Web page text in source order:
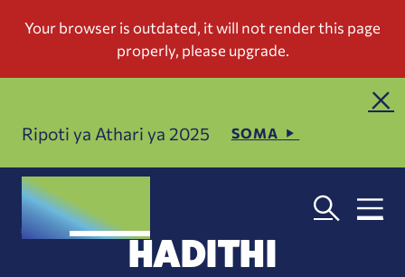
Ripoti ya Athari ya 2025 SOMA
HADITHI